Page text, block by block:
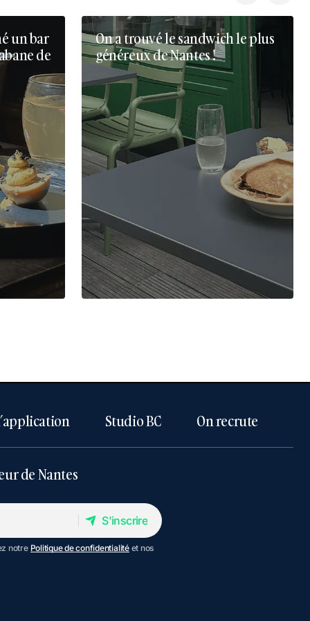
un bar
de
On a trouvé le sandwich le plus
généreux de Nantes !
Studio BC On recrute
de Nantes
S'inscrire
S'inscrire
notre Politique de confidentialitéet nos